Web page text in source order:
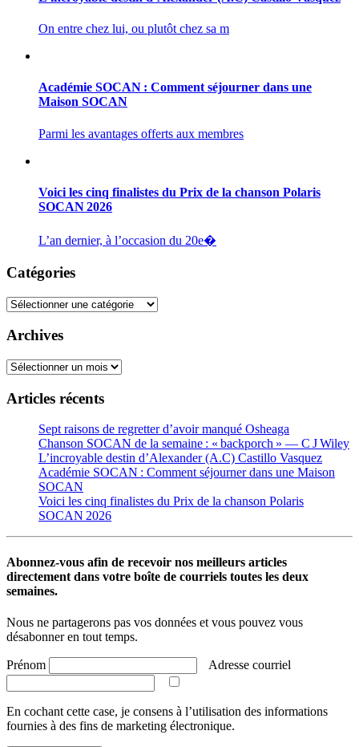
On entre chez lui, ou plutôt chez sa m
Académie SOCAN : Comment séjourner dans une
Maison SOCAN
Parmi les avantages offerts aux membres
Voici les cinq finalistes du Prix de la chanson Polaris
SOCAN 2026
L’an dernier, à l’occasion du 20e�
Catégories
Catégories
Archives
Archives
Articles récents
Sept raisons de regretter d’avoir manqué Osheaga
Chanson SOCAN de la semaine : « backporch » — C J Wiley
L’incroyable destin d’Alexander (A.C) Castillo Vasquez
Académie SOCAN : Comment séjourner dans une Maison
SOCAN
Voici les cinq finalistes du Prix de la chanson Polaris
SOCAN 2026
Abonnez-vous afin de recevoir nos meilleurs articles
directement dans votre boîte de courriels toutes les deux
semaines.
Nous ne partagerons pas vos données et vous pouvez vous
désabonner en tout temps.
Prénom Adresse courriel
En cochant cette case, je consens à l’utilisation des informations
fournies à des fins de marketing électronique.